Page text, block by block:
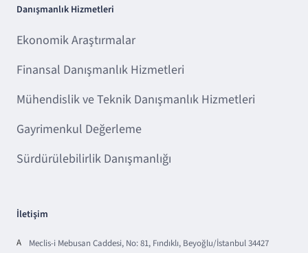
Danışmanlık Hizmetleri
Ekonomik Araştırmalar
Finansal Danışmanlık Hizmetleri
Mühendislik ve Teknik Danışmanlık Hizmetleri
Gayrimenkul Değerleme
Sürdürülebilirlik Danışmanlığı
İletişim
A
Meclis-i Mebusan Caddesi, No: 81, Fındıklı, Beyoğlu/İstanbul 34427